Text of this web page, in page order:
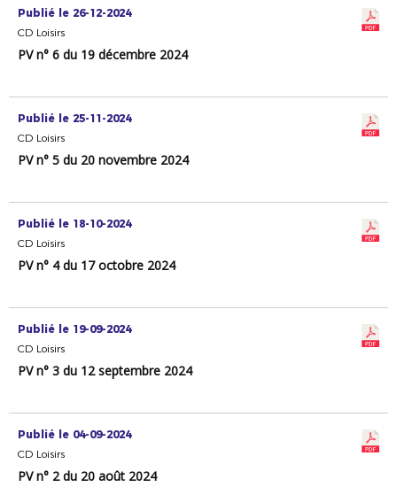
Publié le 26-12-2024
CD Loisirs
PV n° 6 du 19 décembre 2024
Publié le 25-11-2024
CD Loisirs
PV n° 5 du 20 novembre 2024
Publié le 18-10-2024
CD Loisirs
PV n° 4 du 17 octobre 2024
Publié le 19-09-2024
CD Loisirs
PV n° 3 du 12 septembre 2024
Publié le 04-09-2024
CD Loisirs
PV n° 2 du 20 août 2024